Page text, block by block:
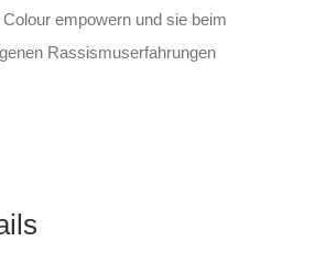
empowern und sie beim
Rassismuserfahrungen